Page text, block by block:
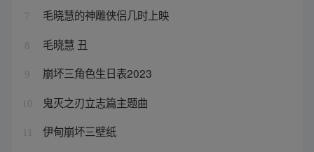
7 毛晓慧的神雕侠侣几时上映
8 毛晓慧 丑
9 崩坏三角色生日表2023
10 鬼灭之刃立志篇主题曲
伊甸崩坏三壁纸